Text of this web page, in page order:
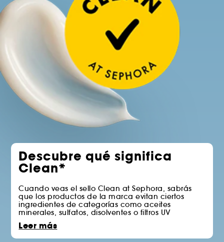
Descubre qué significa
Clean*
Cuando veas el sello Clean at Sephora, sabrás
que los productos de la marca evitan ciertos
ingredientes de categorías como aceites
minerales, sulfatos, disolventes o filtros UV
químicos.
Ver nuestra lista completa de ingredientes
Leer más